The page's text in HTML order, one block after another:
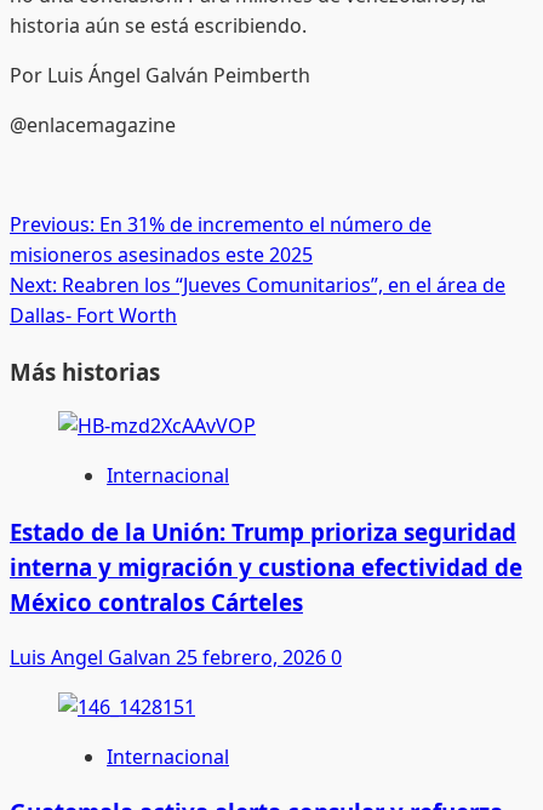
historia aún se está escribiendo.
Por Luis Ángel Galván Peimberth
@enlacemagazine
Post
navigation
Previous: En 31% de incremento el número de
misioneros asesinados este 2025
Next: Reabren los “Jueves Comunitarios”, en el área de
Dallas- Fort Worth
Más historias
Internacional
Estado de la Unión: Trump prioriza seguridad
interna y migración y custiona efectividad de
México contralos Cárteles
Luis Angel Galvan 25 febrero, 20260
Internacional